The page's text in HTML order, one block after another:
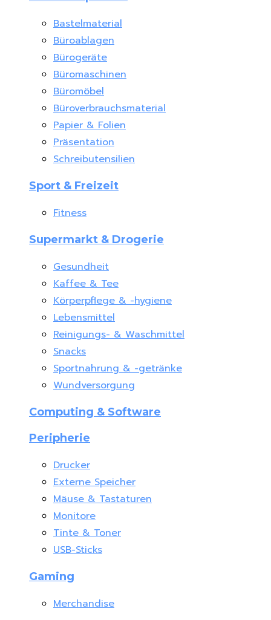
Bastelmaterial
Büroablagen
Bürogeräte
Büromaschinen
Büromöbel
Büroverbrauchsmaterial
Papier & Folien
Präsentation
Schreibutensilien
Sport & Freizeit
Fitness
Supermarkt & Drogerie
Gesundheit
Kaffee & Tee
Körperpflege & -hygiene
Lebensmittel
Reinigungs- & Waschmittel
Snacks
Sportnahrung & -getränke
Wundversorgung
Computing & Software
Peripherie
Drucker
Externe Speicher
Mäuse & Tastaturen
Monitore
Tinte & Toner
USB-Sticks
Gaming
Merchandise